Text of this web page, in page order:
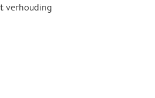
verhouding